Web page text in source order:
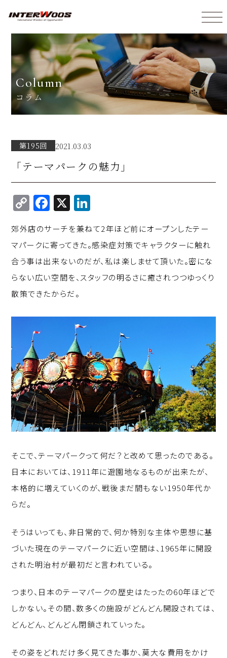
column
コラム
第195回 2021.03.03
「テーマパークの魅力」
C
o
p
y
Li
n
k
F
a
c
e
b
o
o
k
X
k
e
d
I
郊外店のサーチを兼ねて2年ほど前にオープンしたテー
マパークに寄ってきた。感染症対策でキャラクターに触れ
合う事は出来ないのだが、私は楽しませて頂いた。密にな
らない広い空間を、スタッフの明るさに癒されつつゆっくり
散策できたからだ。
そこで、テーマパークって何だ？と改めて思ったのである。
日本においては、1911年に遊園地なるものが出来たが、
本格的に増えていくのが、戦後まだ間もない1950年代か
らだ。
そうはいっても、非日常的で、何か特別な主体や思想に基
づいた現在のテーマパークに近い空間は、1965年に開設
された明治村が最初だと言われている。
つまり、日本のテーマパークの歴史はたったの60年ほどで
しかない。その間、数多くの施設がどんどん開設されては、
どんどん、どんどん閉鎖されていった。
その姿をどれだけ多く見てきた事か、莫大な費用をかけ